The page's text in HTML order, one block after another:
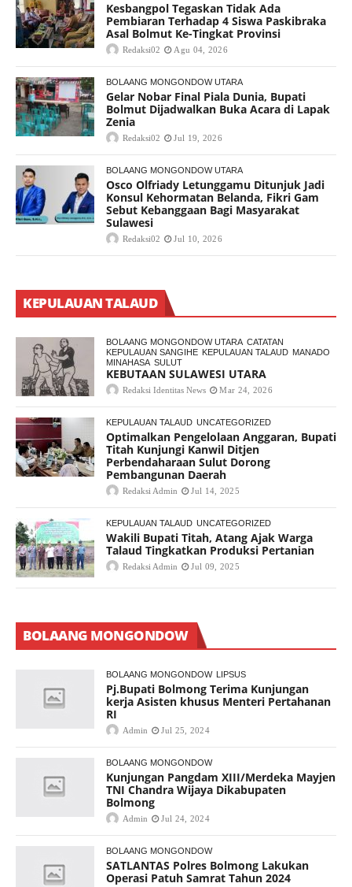
Kesbangpol Tegaskan Tidak Ada
Pembiaran Terhadap 4 Siswa Paskibraka
Asal Bolmut Ke-Tingkat Provinsi
Redaksi02 Agu 04, 2026
BOLAANG MONGONDOW UTARA
Gelar Nobar Final Piala Dunia, Bupati
Bolmut Dijadwalkan Buka Acara di Lapak
Zenia
Redaksi02 Jul 19, 2026
BOLAANG MONGONDOW UTARA
Osco Olfriady Letunggamu Ditunjuk Jadi
Konsul Kehormatan Belanda, Fikri Gam
Sebut Kebanggaan Bagi Masyarakat
Sulawesi
Redaksi02 Jul 10, 2026
KEPULAUAN TALAUD
BOLAANG MONGONDOW UTARA CATATAN
KEPULAUAN SANGIHE KEPULAUAN TALAUD MANADO
MINAHASA SULUT
KEBUTAAN SULAWESI UTARA
Redaksi Identitas News Mar 24, 2026
KEPULAUAN TALAUD UNCATEGORIZED
Optimalkan Pengelolaan Anggaran, Bupati
Titah Kunjungi Kanwil Ditjen
Perbendaharaan Sulut Dorong
Pembangunan Daerah
Redaksi Admin Jul 14, 2025
KEPULAUAN TALAUD UNCATEGORIZED
Wakili Bupati Titah, Atang Ajak Warga
Talaud Tingkatkan Produksi Pertanian
Redaksi Admin Jul 09, 2025
BOLAANG MONGONDOW
BOLAANG MONGONDOW LIPSUS
Pj.Bupati Bolmong Terima Kunjungan
kerja Asisten khusus Menteri Pertahanan
RI
Admin Jul 25, 2024
BOLAANG MONGONDOW
Kunjungan Pangdam XIII/Merdeka Mayjen
TNI Chandra Wijaya Dikabupaten
Bolmong
Admin Jul 24, 2024
BOLAANG MONGONDOW
SATLANTAS Polres Bolmong Lakukan
Operasi Patuh Samrat Tahun 2024